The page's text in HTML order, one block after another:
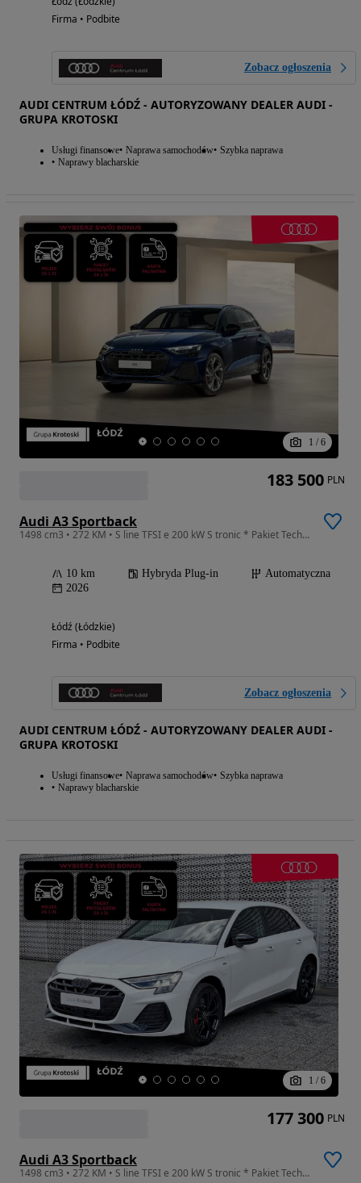
Firma • Podbite
Zobacz ogłoszenia
AUDI CENTRUM ŁÓDŹ - AUTORYZOWANY DEALER AUDI -
GRUPA KROTOSKI
Usługi finansowe Naprawa samochodów Szybka naprawa
Naprawy blacharskie
1 / 6
Audi A3 Sportback
1498 cm3 • 272 KM • S line TFSI e 200 kW S tronic * Pakiet Technology *
10 km Hybryda Plug-in
Automatyczna
2026
Łódź (Łódzkie)
Firma • Podbite
Zobacz ogłoszenia
AUDI CENTRUM ŁÓDŹ - AUTORYZOWANY DEALER AUDI -
GRUPA KROTOSKI
Usługi finansowe Naprawa samochodów Szybka naprawa
Naprawy blacharskie
183 500 PLN
1 / 6
Audi A3 Sportback
1498 cm3 • 272 KM • S line TFSI e 200 kW S tronic * Pakiet Technology *
177 300 PLN